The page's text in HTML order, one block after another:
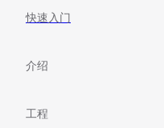
快速入门
介绍
工程